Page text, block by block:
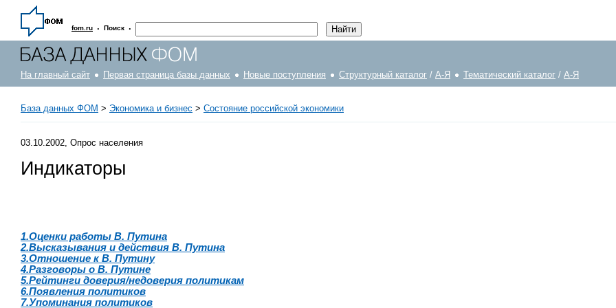
fom.ru · Поиск ·
На главный сайт Первая страница базы данных Новые поступления Структурный каталог / А-Я Тематический каталог / А-Я
База данных ФОМ > Экономика и бизнес > Состояние российской экономики
03.10.2002, Опрос населения
Индикаторы
1.Оценки работы В. Путина
2.Высказывания и действия В. Путина
3.Отношение к В. Путину
4.Разговоры о В. Путине
5.Рейтинги доверия/недоверия политикам
6.Появления политиков
7.Упоминания политиков